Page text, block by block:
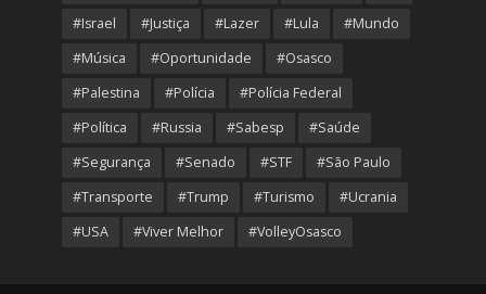
#Israel
#Justiça #Lazer #Lula
#Mundo
#Música
#Oportunidade
#Osasco
#Palestina
#Polícia
#Polícia Federal
#Política
#Russia #Sabesp
#Saúde
#Segurança
#Senado #STF
#São Paulo
#Transporte
#Trump #Turismo
#Ucrania
#USA
#Viver Melhor #VolleyOsasco